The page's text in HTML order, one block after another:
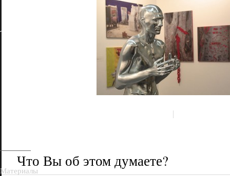
Что Вы об этом думаете?
Материалы